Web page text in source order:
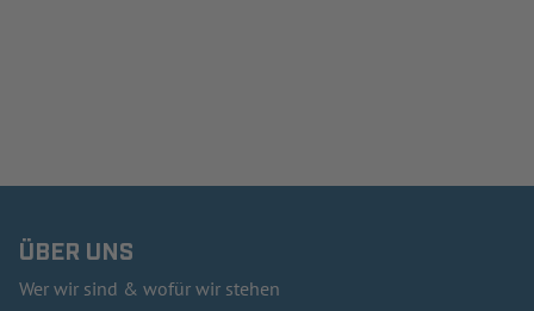
ÜBER UNS
Wer wir sind & wofür wir stehen